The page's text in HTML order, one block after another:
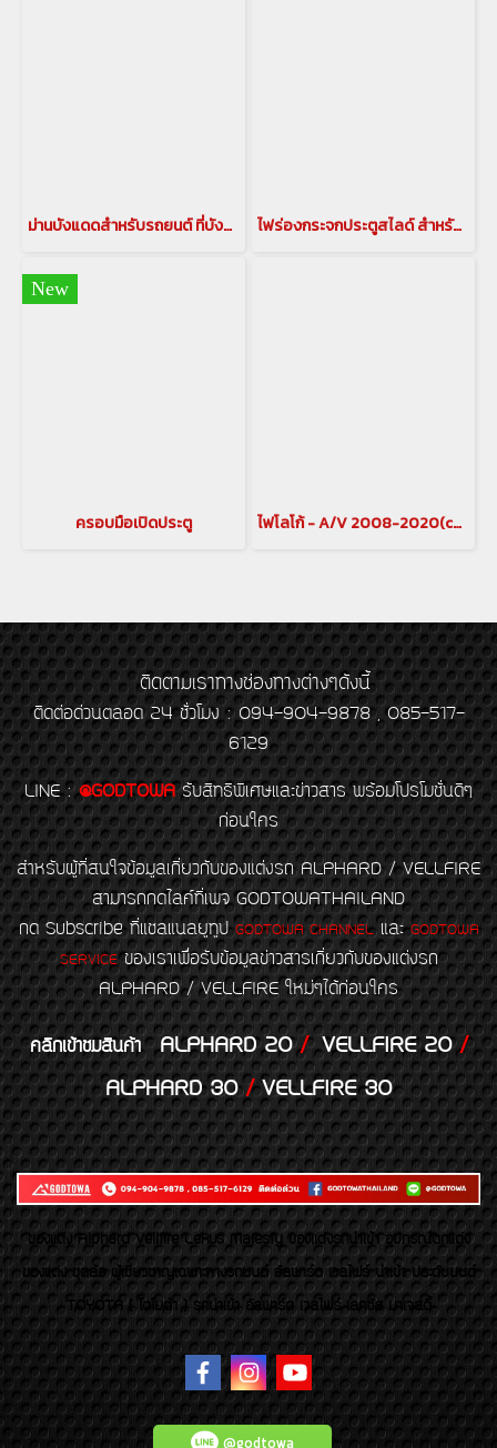
ม่านบังแดดสำหรับรถยนต์ ที่บังแดดอัลพาร์ด ม่านบังแดดอัลพาร์ด ม่านอัลพาร์ด เวลไฟร์ อลูมิเนียมบังแดด กันแดดอัลพาร์ด เวลไฟร์ ม่านกันยูวี ALPHARD/VELLFIRE(copy)(copy)(copy)(copy)(copy) ไฟร่องกระจกประตูสไลด์ สำหรับรถยนต์ อัลพาร์ด เวลไฟร์ ALPHARD/VELLFIRE 30 รุ่นปี 2015-2021 ไฟข้างประตูสไลด์ติดรถยนต์ แอล อี ดี แบบเส้นติดรถยนต์ ตรงรุ่นสำหรับ ALPHARD VELLFIRE(copy)(copy)
New
ครอบมือเปิดประตู ไฟโลโก้ - A/V 2008-2020(copy)(copy)(copy)
ติดตามเราทางช่องทางต่างๆดังนี้
ติดต่อด่วนตลอด 24 ชั่วโมง : 094-904-9878 , 085-517-
6129
LINE : @GODTOWA รับสิทธิพิเศษและข่าวสาร พร้อมโปรโมชั่นดีๆ
ก่อนใคร
สำหรับผู้ที่สนใจข้อมูลเกี่ยวกับของแต่งรถ ALPHARD / VELLFIRE
สามารถกดไลค์ที่เพจ GODTOWATHAILAND
กด Subscribe ที่แชลแนลยูทูป GODTOWA CHANNELและGODTOWA
SERVICEของเราเพื่อรับข้อมูลข่าวสารเกี่ยวกับของแต่งรถ
ALPHARD / VELLFIRE ใหม่ๆได้ก่อนใคร
คลิกเข้าชมสินค้า ALPHARD 20/VELLFIRE 20/
ALPHARD 30/VELLFIRE 30
ของเเต่ง Alphard Vellfire Lexus Majesty ของเเต่งรถนำเข้า อุปกรณ์ตกแต่ง
ของแต่ง ชุดล้อ ผู้เชี่ยวชาญเฉพาะทางรถยนต์ อัลพาร์ด เวลไฟร์ นำเข้า ประดับยนต์
TOYOTA ( โตโยต้า ) รถนำเข้า อัลพาร์ด เวลไฟร์ เลกซัส มาเจสตี้